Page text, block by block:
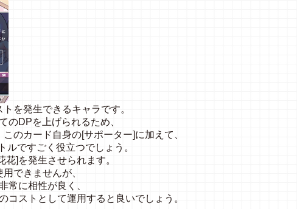
を発生できるキャラです。
のDPを上げられるため、
のカード自身の[サポーター]に加えて、
ですごく役立つでしょう。
]を発生させられます。
できませんが、
常に相性が良く、
コストとして運用すると良いでしょう。